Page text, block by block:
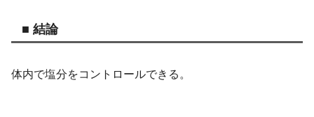
■ 結論
体内で塩分をコントロールできる。